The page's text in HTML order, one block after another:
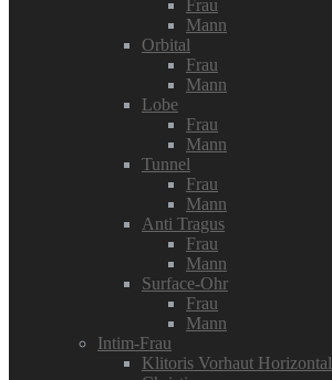
Frau
Mann
Orbital
Frau
Mann
Lobe
Frau
Mann
Tunnel
Frau
Mann
Anti Tragus
Frau
Mann
Surface-Ohr
Frau
Mann
Intim-Frau
Klitoris Vorhaut Horizontal